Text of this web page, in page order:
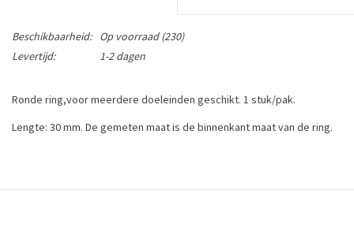
Beschikbaarheid: Op voorraad(230)
Levertijd:
1-2 dagen
Ronde ring,voor meerdere doeleinden geschikt. 1 stuk/pak.
Lengte: 30 mm. De gemeten maat is de binnenkant maat van de ring.